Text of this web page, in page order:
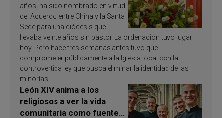
años, ha sido nombrado en virtud
del Acuerdo entre China y la Santa
Sede para una diócesis que
llevaba veinte años sin pastor. La ordenación tuvo lugar
hoy. Pero hace tres semanas antes tuvo que
comprometer públicamente a la Iglesia local con la
controvertida ley que busca eliminar la identidad de las
minorías.
León XIV anima a los
religiosos a ver la vida
comunitaria como fuente